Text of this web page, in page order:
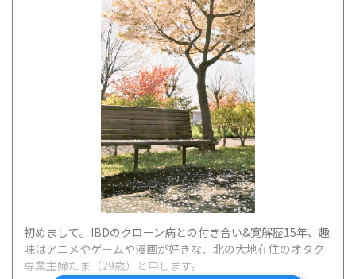
初めまして。IBDのクローン病との付き合い&寛解歴15年、趣
味はアニメやゲームや漫画が好きな、北の大地在住のオタク
専業主婦たま（29歳）と申します。